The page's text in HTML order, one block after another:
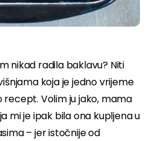
nikad radila baklavu? Niti
koja je jedno vrijeme
recept. Volim ju jako, mama
mi je ipak bila ona kupljena u
– jer istočnije od